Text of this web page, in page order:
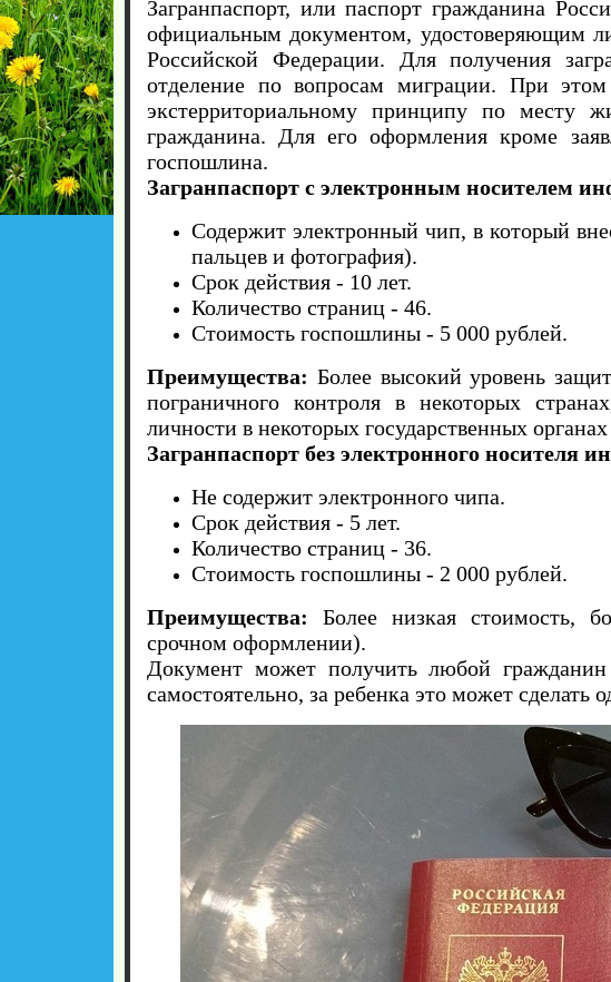
Загранпаспорт, или паспорт гражданина
официальным документом, удостоверяющим
Российской Федерации. Для получения
отделение по вопросам миграции. При
экстерриториальному принципу по месту
гражданина. Для его оформления кроме
госпошлина.
Загранпаспорт с электронным носителем
Содержит электронный чип, в который
пальцев и фотография).
Срок действия - 10 лет.
Количество страниц - 46.
Стоимость госпошлины - 5 000 рублей.
Преимущества: Более высокий уровень
пограничного контроля в некоторых
личности в некоторых государственных
Загранпаспорт без электронного носителя
Не содержит электронного чипа.
Срок действия - 5 лет.
Количество страниц - 36.
Стоимость госпошлины - 2 000 рублей.
Преимущества:Более низкая стоимость,
срочном оформлении).
Документ может получить любой
самостоятельно, за ребенка это может сделать